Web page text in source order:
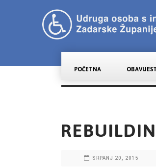
POČETNA OBAVIJESTI
SRPANJ 20, 2015